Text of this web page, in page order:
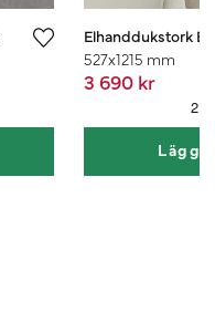
Elhanddukstork
527x1215 mm
3 690 kr
Lägg